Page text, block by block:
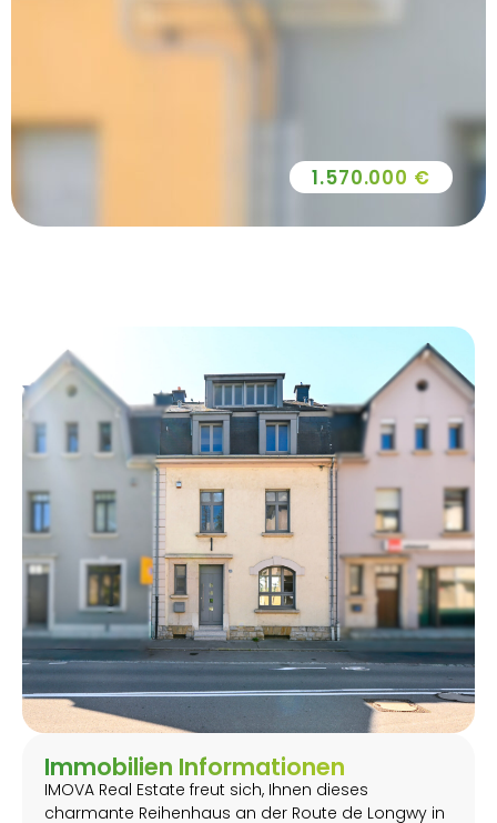
1.570.000 €
Immobilien Informationen
IMOVA Real Estate freut sich, Ihnen dieses
charmante Reihenhaus an der Route de Longwy in